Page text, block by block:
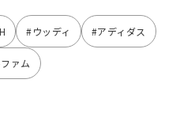
#ウッディ #アディダス
ァム